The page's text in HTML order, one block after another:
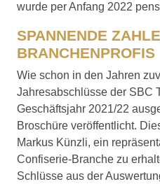
wurde per Anfang 2022
SPANNENDE
BRANCHENPROFIS
Wie schon in den Jahren
Jahresabschlüsse der SBC
Geschäftsjahr 2021/22
Broschüre veröffentlicht.
Markus Künzli, ein
Confiserie-Branche zu
Schlüsse aus der